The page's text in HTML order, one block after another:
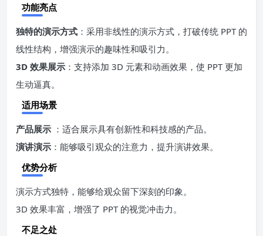
功能亮点
独特的演示方式 ：采用非线性的演示方式，打破传统 PPT 的
线性结构，增强演示的趣味性和吸引力。
3D 效果展示 ：支持添加 3D 元素和动画效果，使 PPT 更加
生动逼真。
适用场景
产品展示 ：适合展示具有创新性和科技感的产品。
演讲演示 ：能够吸引观众的注意力，提升演讲效果。
优势分析
演示方式独特，能够给观众留下深刻的印象。
3D 效果丰富，增强了 PPT 的视觉冲击力。
不足之处